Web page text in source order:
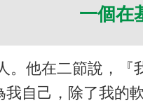
一個在
。他在二節說，
自己，除了我的